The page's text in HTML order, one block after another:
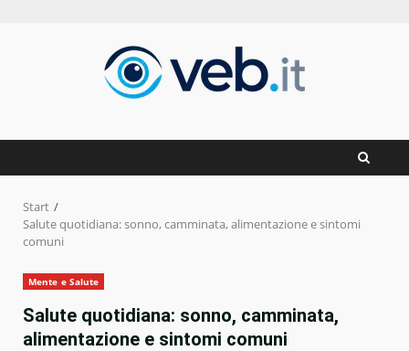
Start
Salute quotidiana: sonno, camminata, alimentazione e sintomi
comuni
Mente e Salute
Salute quotidiana: sonno, camminata,
alimentazione e sintomi comuni